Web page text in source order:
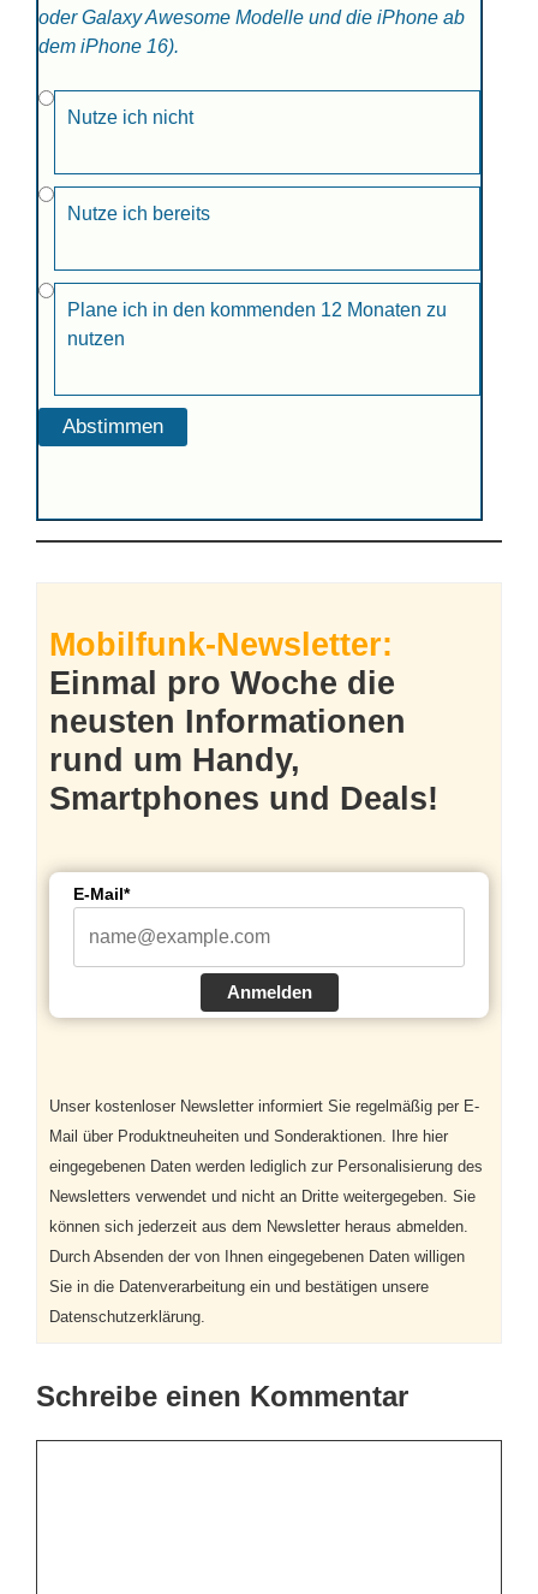
oder Galaxy Awesome Modelle und die iPhone ab
dem iPhone 16).
Nutze ich nicht
Nutze ich bereits
Plane ich in den kommenden 12 Monaten zu
nutzen
Mobilfunk-Newsletter:
Einmal pro Woche die
neusten Informationen
rund um Handy,
Smartphones und Deals!
E-Mail*
Anmelden
Unser kostenloser Newsletter informiert Sie regelmäßig per E-
Mail über Produktneuheiten und Sonderaktionen. Ihre hier
eingegebenen Daten werden lediglich zur Personalisierung des
Newsletters verwendet und nicht an Dritte weitergegeben. Sie
können sich jederzeit aus dem Newsletter heraus abmelden.
Durch Absenden der von Ihnen eingegebenen Daten willigen
Sie in die Datenverarbeitung ein und bestätigen unsere
Datenschutzerklärung.
Schreibe einen Kommentar